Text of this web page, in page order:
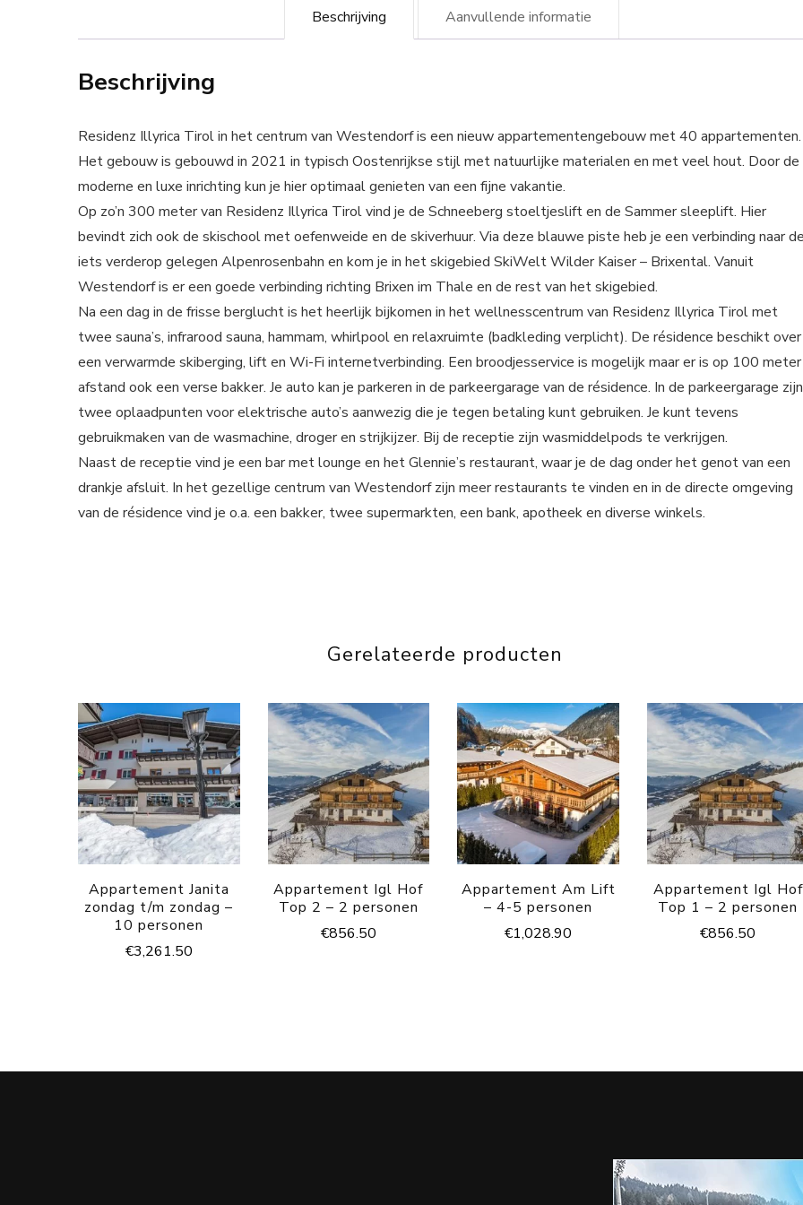
Beschrijving Aanvullende informatie
Beschrijving
Residenz Illyrica Tirol in het centrum van Westendorf is een nieuw appartementengebouw met 40 appartementen.
Het gebouw is gebouwd in 2021 in typisch Oostenrijkse stijl met natuurlijke materialen en met veel hout. Door de
moderne en luxe inrichting kun je hier optimaal genieten van een fijne vakantie.
Op zo’n 300 meter van Residenz Illyrica Tirol vind je de Schneeberg stoeltjeslift en de Sammer sleeplift. Hier
bevindt zich ook de skischool met oefenweide en de skiverhuur. Via deze blauwe piste heb je een verbinding naar
iets verderop gelegen Alpenrosenbahn en kom je in het skigebied SkiWelt Wilder Kaiser – Brixental. Vanuit
Westendorf is er een goede verbinding richting Brixen im Thale en de rest van het skigebied.
Na een dag in de frisse berglucht is het heerlijk bijkomen in het wellnesscentrum van Residenz Illyrica Tirol met
twee sauna’s, infrarood sauna, hammam, whirlpool en relaxruimte (badkleding verplicht). De résidence beschikt over
een verwarmde skiberging, lift en Wi-Fi internetverbinding. Een broodjesservice is mogelijk maar er is op 100 meter
afstand ook een verse bakker. Je auto kan je parkeren in de parkeergarage van de résidence. In de parkeergarage zijn
twee oplaadpunten voor elektrische auto’s aanwezig die je tegen betaling kunt gebruiken. Je kunt tevens
gebruikmaken van de wasmachine, droger en strijkijzer. Bij de receptie zijn wasmiddelpods te verkrijgen.
Naast de receptie vind je een bar met lounge en het Glennie’s restaurant, waar je de dag onder het genot van een
drankje afsluit. In het gezellige centrum van Westendorf zijn meer restaurants te vinden en in de directe omgeving
van de résidence vind je o.a. een bakker, twee supermarkten, een bank, apotheek en diverse winkels.
Gerelateerde producten
Appartement Janita
zondag t/m zondag –
10 personen
€3,261.50
Appartement Igl Hof
Top 2 – 2 personen
€856.50
Appartement Am Lift
– 4-5 personen
€1,028.90
Appartement Igl Hof
Top 1 – 2 personen
€856.50